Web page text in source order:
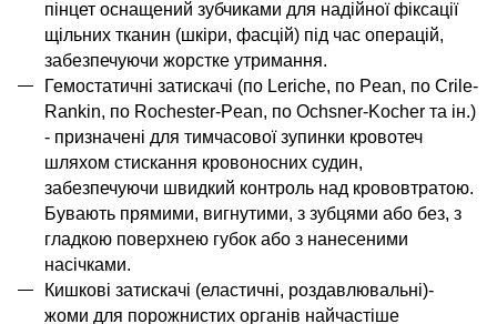
пінцет оснащений зубчиками для надійної фіксації
щільних тканин (шкіри, фасцій) під час операцій,
забезпечуючи жорстке утримання.
Гемостатичні затискачі (по Leriche, по Pean, по Crile-
Rankin, по Rochester-Pean, по Ochsner-Kocher та ін.)
- призначені для тимчасової зупинки кровотеч
шляхом стискання кровоносних судин,
забезпечуючи швидкий контроль над крововтратою.
Бувають прямими, вигнутими, з зубцями або без, з
гладкою поверхнею губок або з нанесеними
насічками.
Кишкові затискачі (еластичні, роздавлювальні)-
жоми для порожнистих органів найчастіше